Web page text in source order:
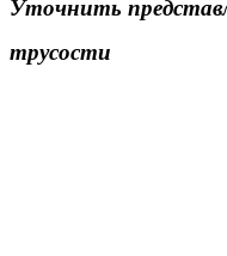
Уточнить
трусости